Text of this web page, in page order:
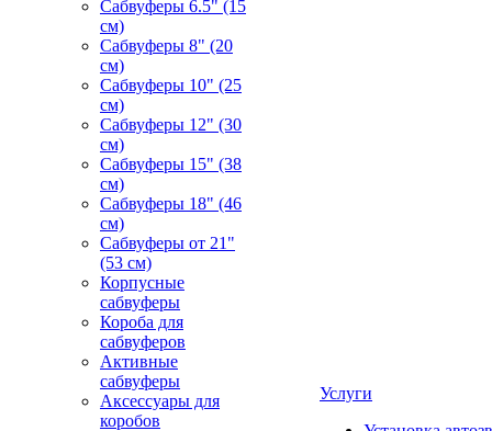
Сабвуферы 6.5" (15
см)
Сабвуферы 8" (20
см)
Сабвуферы 10" (25
см)
Сабвуферы 12" (30
см)
Сабвуферы 15" (38
см)
Сабвуферы 18" (46
см)
Сабвуферы от 21"
(53 см)
Корпусные
сабвуферы
Короба для
сабвуферов
Активные
сабвуферы
Аксессуары для
коробов
Услуги